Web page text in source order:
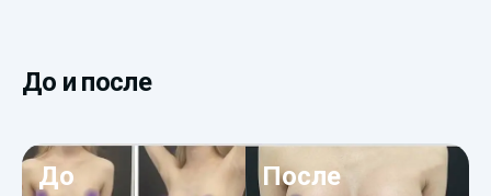
До и после
До После